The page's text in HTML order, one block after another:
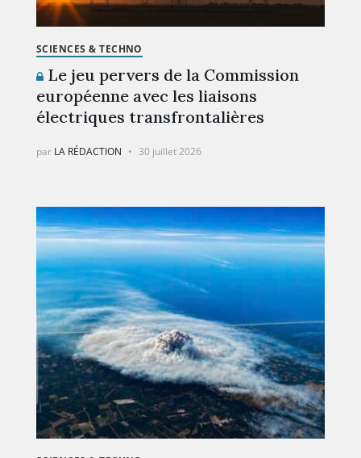
SCIENCES & TECHNO
Le jeu pervers de la Commission
européenne avec les liaisons
électriques transfrontalières
par LA RÉDACTION 30 juillet 2026